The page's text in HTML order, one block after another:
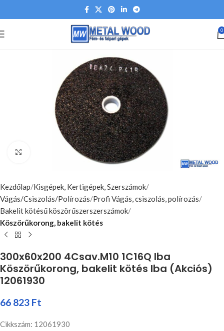
0
Nagyításhoz kattints ide
Kezdőlap Kisgépek, Kertigépek, Szerszámok
Vágás/Csiszolás/Polírozás Profi Vágás, csiszolás, polírozás
Bakelit kötésű köszörűszerszerszámok
Köszörűkorong, bakelit kötés
300x60x200 4Csav.M10 1C16Q Iba
Köszörűkorong, bakelit kötés Iba (Akciós)
12061930
66 823 Ft
Cikkszám: 12061930